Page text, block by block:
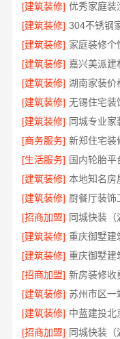
[建筑装修]
[建筑装修]
[建筑装修] 家庭装修个
[建筑装修] 嘉兴美派建
[建筑装修] 湖南家装
[建筑装修]
[建筑装修]
[商务服务]
[生活服务]
[建筑装修]
[建筑装修] 厨餐厅装
[招商加盟]
[建筑装修]
[建筑装修]
[招商加盟] 新房装修收
[建筑装修] 苏州市区一
[建筑装修]
[招商加盟]